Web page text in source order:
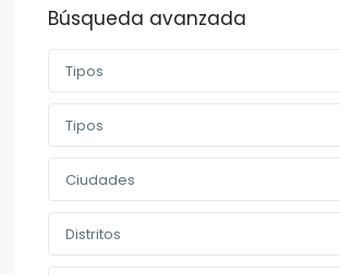
Búsqueda avanzada
Tipos
Tipos
Ciudades
Distritos